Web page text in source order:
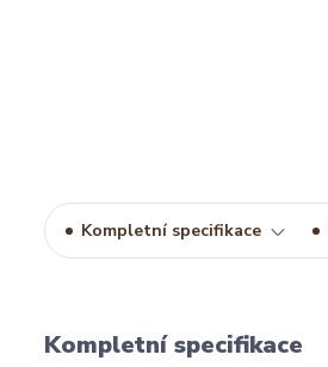
Kompletní specifikace
Kompletní specifikace